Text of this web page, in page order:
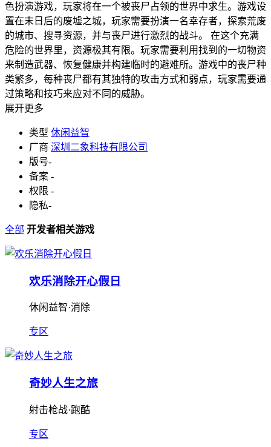
色扮演游戏，玩家将在一个被丧尸占领的世界中求生。游戏设
置在末日后的废墟之城，玩家需要扮演一名幸存者，探索荒废
的城市、搜寻资源，并与丧尸进行激烈的战斗。 在这个充满
危险的世界里，资源极其有限。玩家需要利用找到的一切物资
来制造武器、恢复健康并构建临时的避难所。游戏中的丧尸种
类繁多，每种丧尸都有其独特的攻击方式和弱点，玩家需要通
过策略和技巧来应对不同的威胁。
展开更多
类型 休闲益智
厂商 深圳二象科技有限公司
版号-
备案 -
权限 -
隐私-
全部 开发者相关游戏
欢乐消除开心假日
休闲益智·消除
专区
奇妙人生之旅
射击枪战·跑酷
专区